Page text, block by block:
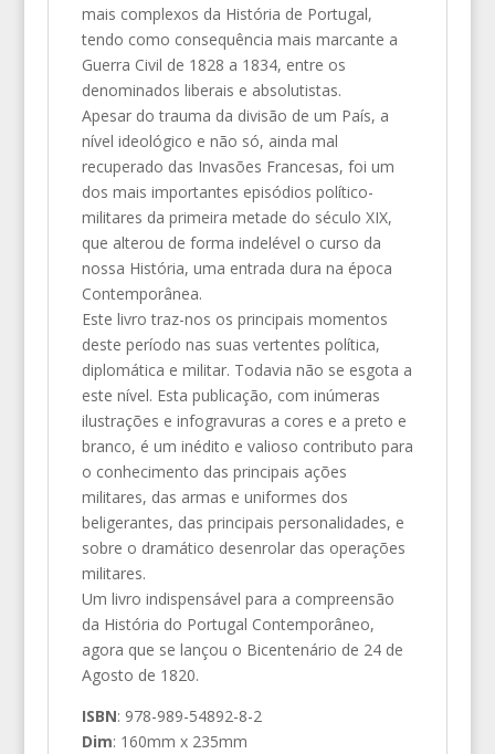
mais complexos da História de Portugal,
tendo como consequência mais marcante a
Guerra Civil de 1828 a 1834, entre os
denominados liberais e absolutistas.
Apesar do trauma da divisão de um País, a
nível ideológico e não só, ainda mal
recuperado das Invasões Francesas, foi um
dos mais importantes episódios político-
militares da primeira metade do século XIX,
que alterou de forma indelével o curso da
nossa História, uma entrada dura na época
Contemporânea.
Este livro traz-nos os principais momentos
deste período nas suas vertentes política,
diplomática e militar. Todavia não se esgota a
este nível. Esta publicação, com inúmeras
ilustrações e infogravuras a cores e a preto e
branco, é um inédito e valioso contributo para
o conhecimento das principais ações
militares, das armas e uniformes dos
beligerantes, das principais personalidades, e
sobre o dramático desenrolar das operações
militares.
Um livro indispensável para a compreensão
da História do Portugal Contemporâneo,
agora que se lançou o Bicentenário de 24 de
Agosto de 1820.
ISBN: 978-989-54892-8-2
Dim: 160mm x 235mm